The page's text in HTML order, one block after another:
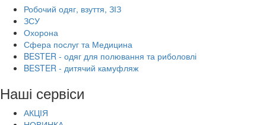
Робочий одяг, взуття, ЗІЗ
ЗСУ
Охорона
Сфера послуг та Медицина
BESTER - одяг для полювання та риболовлі
BESTER - дитячий камуфляж
Наші сервіси
АКЦІЯ